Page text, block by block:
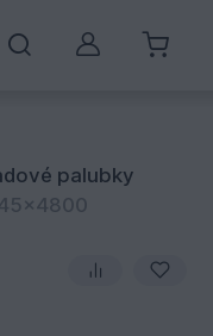
Můj účet
palubky